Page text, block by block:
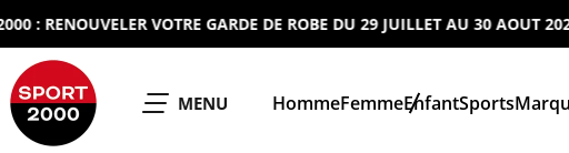
VOTRE GARDE DE ROBE DU 29 JUILLET AU 30 AOUT 2026 !
OUVRIR LE
MENU HommeFemmeEnfantSports